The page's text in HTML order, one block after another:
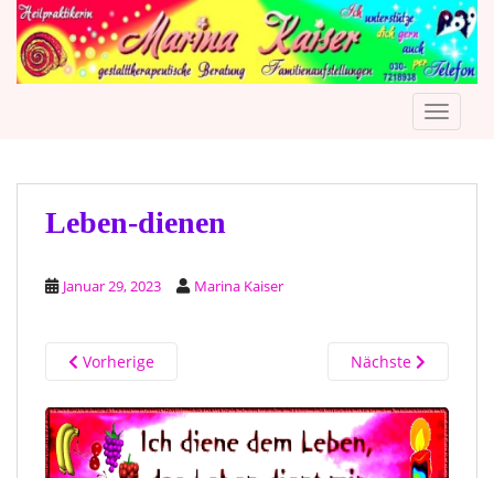
Leben-dienen
Januar 29, 2023 Marina Kaiser
Vorherige Nächste